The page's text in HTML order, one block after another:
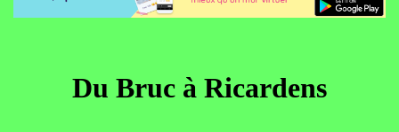
Du Bruc à Ricardens